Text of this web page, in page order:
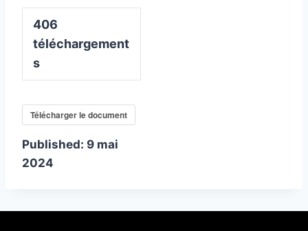
406
téléchargement
s
Télécharger le document
Published: 9 mai
2024